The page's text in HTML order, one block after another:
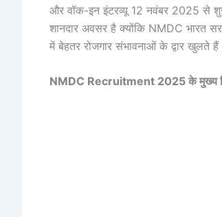
और वॉक-इन इंटरव्यू 12 नवंबर 2025 से
शानदार अवसर है क्योंकि NMDC भारत
में बेहतर रोजगार संभावनाओं के द्वार खुलते
NMDC Recruitment 2025 के मुख्य